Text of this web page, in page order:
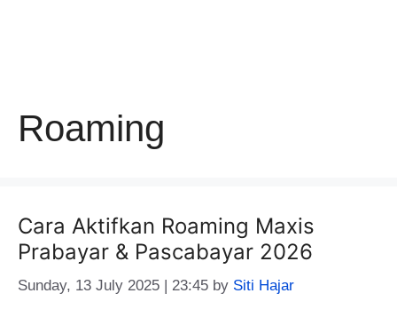
Roaming
Cara Aktifkan Roaming Maxis
Prabayar & Pascabayar 2026
Sunday, 13 July 2025 | 23:45 by Siti Hajar